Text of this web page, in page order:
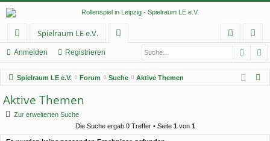
ch
ne
llz
ug
Spielraum LE e.V.
en
m
el
ist
rie
Anmelden Registrieren
Spielraum LE e.V. Forum Suche Aktive Themen
Aktive Themen
Zur erweiterten Suche
Die Suche ergab 0 Treffer • Seite 1von 1